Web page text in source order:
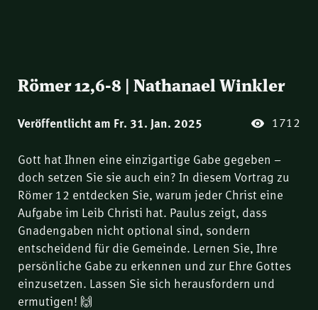
Römer 12,6-8 | Nathanael Winkler
Veröffentlicht am Fr. 31. Jan. 2025 1712
Gott hat Ihnen eine einzigartige Gabe gegeben –
doch setzen Sie sie auch ein? In diesem Vortrag zu
Römer 12 entdecken Sie, warum jeder Christ eine
Aufgabe im Leib Christi hat. Paulus zeigt, dass
Gnadengaben nicht optional sind, sondern
entscheidend für die Gemeinde. Lernen Sie, Ihre
persönliche Gabe zu erkennen und zur Ehre Gottes
einzusetzen. Lassen Sie sich herausfordern und
ermutigen! 🙌